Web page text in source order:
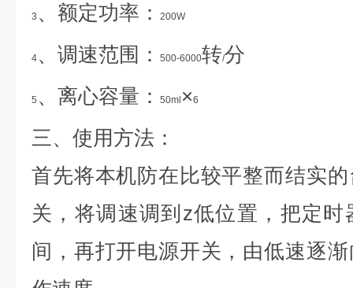
3 、额定功率： 200W
4、调速范围： 500-6000转/分
5 、离心容量： 50ml ×6
三、使用方法：
首先将本机防在比较平整而结实
关，将调速调到z低位置，把定
间，再打开电源开关，由低速逐